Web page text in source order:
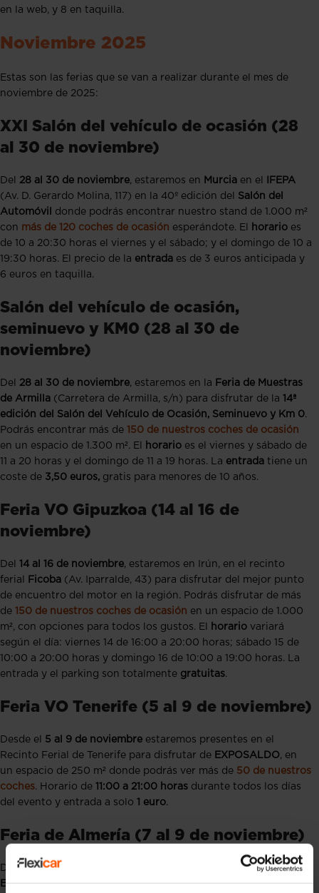
en la web, y 8 en taquilla.
Noviembre 2025
Estas son las ferias que se van a realizar durante el mes de
noviembre de 2025:
XXI Salón del vehículo de ocasión (28
al 30 de noviembre)
Del 28 al 30 de noviembre, estaremos en Murcia en el
IFEPA
(Av. D. Gerardo Molina, 117) en la 40º edición del Salón del
Automóvil
donde podrás encontrar nuestro stand de 1.000 m²
con más de 120 coches de ocasión esperándote. El horario es
de 10 a 20:30 horas el viernes y el sábado; y el domingo de 10 a
19:30 horas. El precio de la entrada es de 3 euros anticipada y
6 euros en taquilla.
Salón del vehículo de ocasión,
seminuevo y KM0 (28 al 30 de
noviembre)
Del 28 al 30 de noviembre, estaremos en la Feria de Muestras
de Armilla (Carretera de Armilla, s/n) para disfrutar de la 14ª
edición del Salón del Vehículo de Ocasión, Seminuevo y Km 0.
Podrás encontrar más de 150 de nuestros coches de ocasión
en un espacio de 1.300 m². El
horario es el viernes y sábado de
11 a 20 horas y el domingo de 11 a 19 horas. La entrada tiene un
coste de 3,50 euros, gratis para menores de 10 años.
Feria VO Gipuzkoa (14 al 16 de
noviembre)
Del 14 al 16 de noviembre, estaremos en Irún, en el recinto
ferial
Ficoba (Av. Iparralde, 43) para disfrutar del mejor punto
de encuentro del motor en la región. Podrás disfrutar de más
de 150 de nuestros coches de ocasión en un espacio de 1.000
m², con opciones para todos los gustos. El
horario variará
según el día: viernes 14 de 16:00 a 20:00 horas; sábado 15 de
10:00 a 20:00 horas y domingo 16 de 10:00 a 19:00 horas. La
entrada y el parking son totalmente gratuitas.
Feria VO Tenerife (5 al 9 de noviembre)
Desde el 5 al 9 de noviembre estaremos presentes en el
Recinto Ferial de Tenerife para disfrutar de EXPOSALDO, en
un espacio de 250 m² donde podrás ver más de 50 de nuestros
coches. Horario de 11:00 a 21:00 horas durante todos los días
del evento y entrada a solo 1 euro.
Feria de Almería (7 al 9 de noviembre)
Del 7 al 9 de noviembre estaremos presentes en elPalacio de
Exposiciones de El Toyo – Retamar(Almería) para disfrutar del